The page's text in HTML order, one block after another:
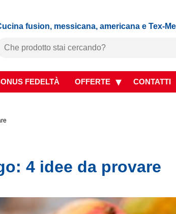
fusion, messicana, americana e Tex-
FEDELTÀ OFFERTE CONTATTI
4 idee da provare